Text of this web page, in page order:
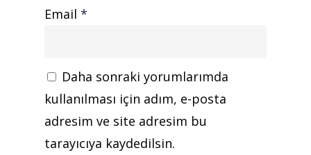
Email *
Daha sonraki yorumlarımda
kullanılması için adım, e-posta
adresim ve site adresim bu
tarayıcıya kaydedilsin.